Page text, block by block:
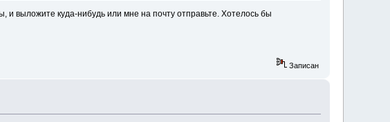
и выложите куда-нибудь или мне на почту отправьте. Хотелось бы
Записан